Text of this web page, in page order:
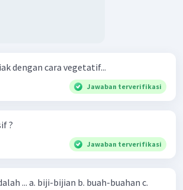
dengan cara vegetatif...
Jawaban terverifikasi
?
Jawaban terverifikasi
buahan c.